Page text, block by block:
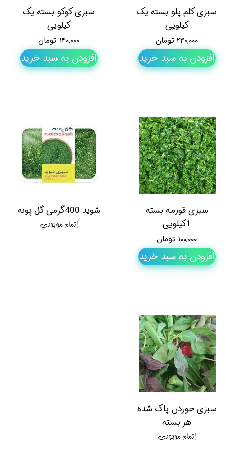
سبزی کلم پلو بسته یک
کیلویی
۲۴۰,۰۰۰ تومان
افزودن به سبد خرید
سبزی کوکو بسته یک
کیلویی
۱۴۰,۰۰۰ تومان
افزودن به سبد خرید
سبزی قورمه بسته
1کیلویی
۱۰۰,۰۰۰ تومان
افزودن به سبد خرید
شوید 400گرمی گل پونه
اتمام موجودی
سبزی خوردن پاک شده
هر بسته
اتمام موجودی